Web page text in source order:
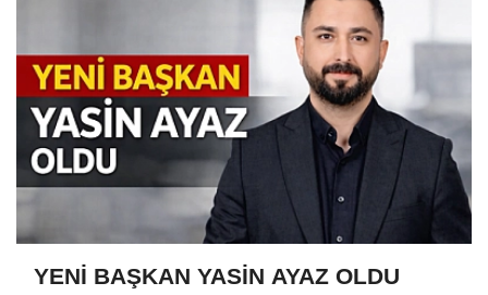
YENİ BAŞKAN YASİN AYAZ OLDU